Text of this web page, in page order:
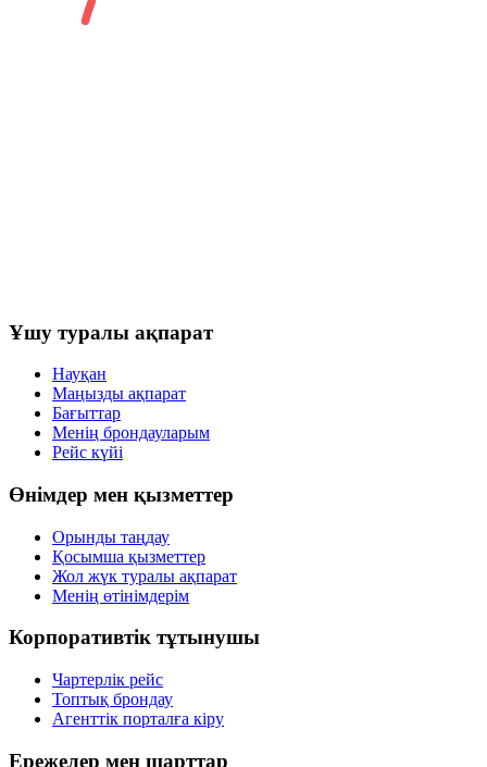
Ұшу туралы ақпарат
Науқан
Маңызды ақпарат
Бағыттар
Менің брондауларым
Рейс күйі
Өнімдер мен қызметтер
Орынды таңдау
Қосымша қызметтер
Жол жүк туралы ақпарат
Менің өтінімдерім
Корпоративтік тұтынушы
Чартерлік рейс
Топтық брондау
Агенттік порталға кіру
Ережелер мен шарттар